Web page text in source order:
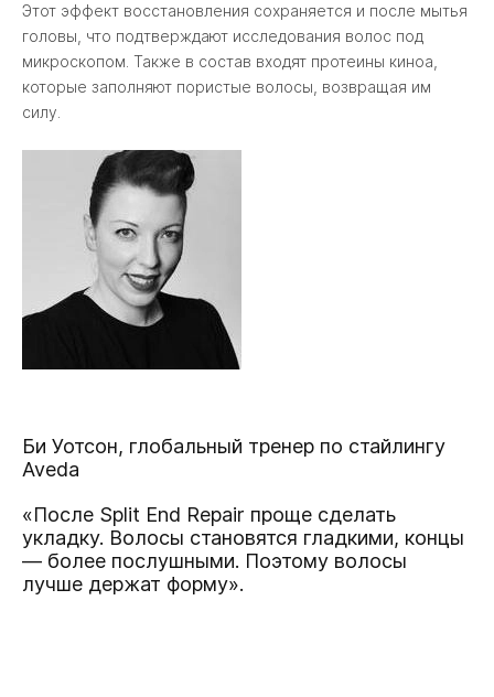
Этот эффект восстановления сохраняется и после мытья
головы, что подтверждают исследования волос под
микроскопом. Также в состав входят протеины киноа,
которые заполняют пористые волосы, возвращая им
силу.
Би Уотсон, глобальный тренер по стайлингу
Aveda
«После Split End Repair проще сделать
укладку. Волосы становятся гладкими, концы
— более послушными. Поэтому волосы
лучше держат форму».